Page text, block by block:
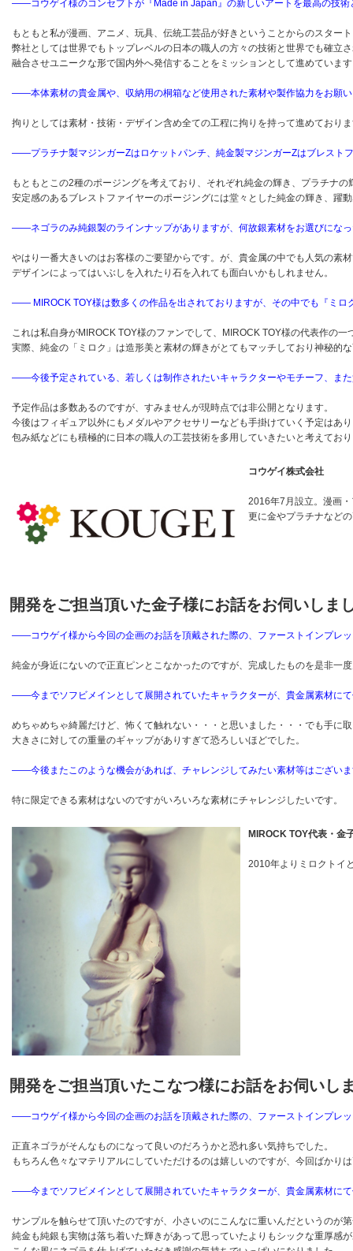
――コウゲイ様のコンセプトが『Made in Japan』の新しいアートを最高の技
もともと私が漫画、アニメ、玩具、伝統工芸品が好きということからのスター
弊社としては世界でもトップレベルの日本の職人の方々の技術と世界でも確立
融合させユニークな形で国内外へ発信することをミッションとして進めていま
――本体素材の貴金属や、収納用の桐箱など使用された素材や製作協力をお願
拘りとしては素材・技術・デザイン含め全ての工程に拘りを持って進めており
――プラチナ製マジンガーZはロケットパンチ、純金製マジンガーZはブレスト
もともとこの2種のポージングを考えており、それぞれ純金の輝き、プラチナ
安定感のあるブレストファイヤーのポージングには堂々とした純金の輝き、躍
――ネゴラのみ純銀製のラインナップがありますが、何故銀素材をお選びにな
やはり一番大きいのはお客様のご要望からです。が、貴金属の中でも人気の素
デザインによってはいぶしを入れたり石を入れても面白いかもしれません。
―― MIROCK TOY様は数多くの作品を出されておりますが、その中でも『ミロ
これは私自身がMIROCK TOY様のファンでして、MIROCK TOY様の代表作の
実際、純金の「ミロク」は造形美と素材の輝きがとてもマッチしており神秘的
――今後予定されている、若しくは制作されたいキャラクターやモチーフ、ま
予定作品は多数あるのですが、すみませんが現時点では非公開となります。
今後はフィギュア以外にもメダルやアクセサリーなども手掛けていく予定はあ
包み紙などにも積極的に日本の職人の工芸技術を多用していきたいと考えてお
コウゲイ株式会社
2016年7月設立。漫画
更に金やプラチナなど
開発をご担当頂いた金子様にお話をお伺いしま
――コウゲイ様から今回の企画のお話を頂戴された際の、ファーストインプレ
純金が身近にないので正直ピンとこなかったのですが、完成したものを是非一
――今までソフビメインとして展開されていたキャラクターが、貴金属素材に
めちゃめちゃ綺麗だけど、怖くて触れない・・・と思いました・・・でも手に
大きさに対しての重量のギャップがありすぎて恐ろしいほどでした。
――今後またこのような機会があれば、チャレンジしてみたい素材等はござい
特に限定できる素材はないのですがいろいろな素材にチャレンジしたいです。
MIROCK TOY代表・金
2010年よりミロクトイ
開発をご担当頂いたこなつ様にお話をお伺いし
――コウゲイ様から今回の企画のお話を頂戴された際の、ファーストインプレ
正直ネゴラがそんなものになって良いのだろうかと恐れ多い気持ちでした。
もちろん色々なマテリアルにしていただけるのは嬉しいのですが、今回ばかり
――今までソフビメインとして展開されていたキャラクターが、貴金属素材に
サンプルを触らせて頂いたのですが、小さいのにこんなに重いんだというのが
純金も純銀も実物は落ち着いた輝きがあって思っていたよりもシックな重厚感